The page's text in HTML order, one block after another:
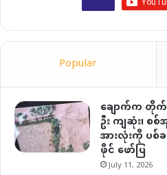
Popular
ချောက်က တိုက်
ဦး ကျဆုံး၊
အားလုံးကို ပ
ဖိုင် ဖော်ပြ
July 11, 2026